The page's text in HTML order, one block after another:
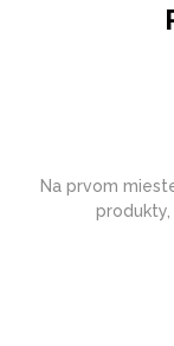
Na prvom
produkty,